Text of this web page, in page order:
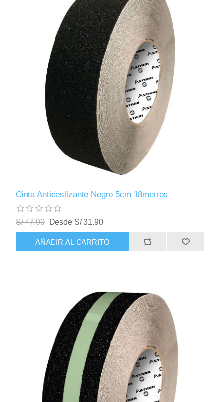
Cinta Antideslizante Negro 5cm 18metros
S/ 47.90 Desde S/ 31.90
AÑADIR AL CARRITO